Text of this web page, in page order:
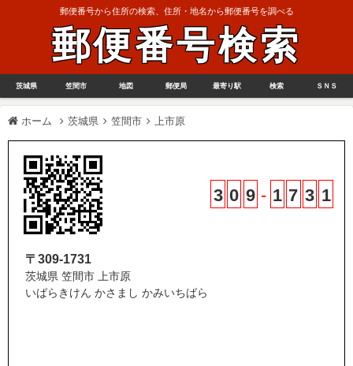
郵便番号から住所の検索、住所・地名から郵便番号を調べる
郵便番号検索
茨城県 笠間市 地図 郵便局 最寄り駅 検索 ＳＮＳ
ホーム 茨城県 笠間市 上市原
3 0 9 - 1 7 3 1
〒309-1731
茨城県 笠間市 上市原
いばらきけん かさまし かみいちばら